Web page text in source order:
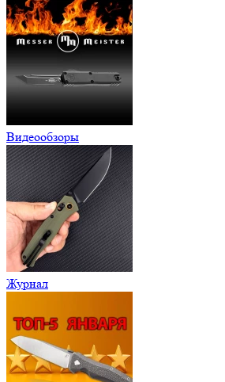
Видеообзоры
Журнал